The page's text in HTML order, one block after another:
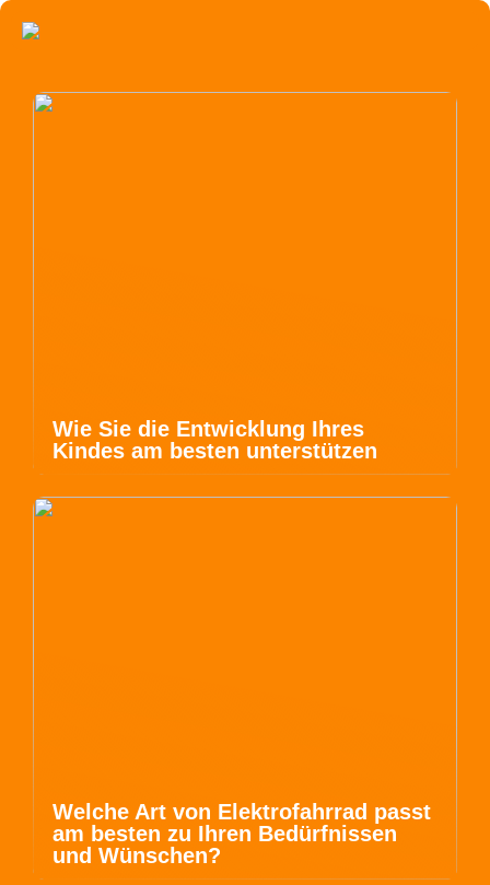
Wie Sie die Entwicklung Ihres
Kindes am besten unterstützen
Welche Art von Elektrofahrrad passt
am besten zu Ihren Bedürfnissen
und Wünschen?